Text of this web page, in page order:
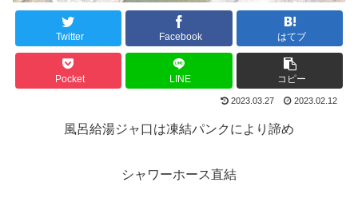
Twitter Facebook はてブ
Pocket LINE コピー
2023.03.27 2023.02.12
風呂給湯ジャ口は凍結パンクにより諦め
シャワーホース直結